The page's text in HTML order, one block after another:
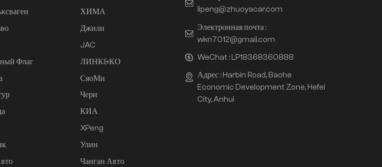
Флаг
ХИМА
Джили
JAC
ЛИНК&КО
СяоМи
Чери
КИА
XPeng
Улин
Чанган Авто
lipeng@zhuoyacar.com
Электронная почта :
wkn7012@gmail.com
WeChat : LP18368360888
Адрес : Harbin Road, Baohe
Economic Development Zone, Hefei
City, Anhui